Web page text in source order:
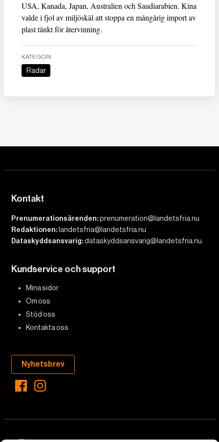
USA, Kanada, Japan, Australien och Saudiarabien. Kina
valde i fjol av miljöskäl att stoppa en mångårig import av
plast tänkt för återvinning.
KATEGORI
Radar
Kontakt
Prenumerationsärenden:prenumeration@landetsfria.nu
Redaktionen: landetsfria@landetsfria.nu
Dataskyddsansvarig:dataskyddsansvarig@landetsfria.nu
Kundservice och support
Mina sidor
Om oss
Stöd oss
Kontakta oss
Nyhetsbrev